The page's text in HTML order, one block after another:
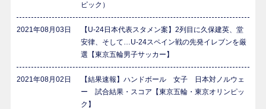
ピック）
2021年08月03日
【U-24日本代表スタメン案】2列目に久保建英、堂
安律、そして…U-24スペイン戦の先発イレブンを厳
選【東京五輪男子サッカー】
2021年08月02日
【結果速報】ハンドボール 女子 日本対ノルウェ
ー 試合結果・スコア【東京五輪・東京オリンピッ
ク】